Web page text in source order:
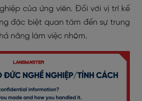
của ứng viên. Đối với vị trí kế
đặc biệt quan tâm đến sự trung
năng làm việc nhóm.